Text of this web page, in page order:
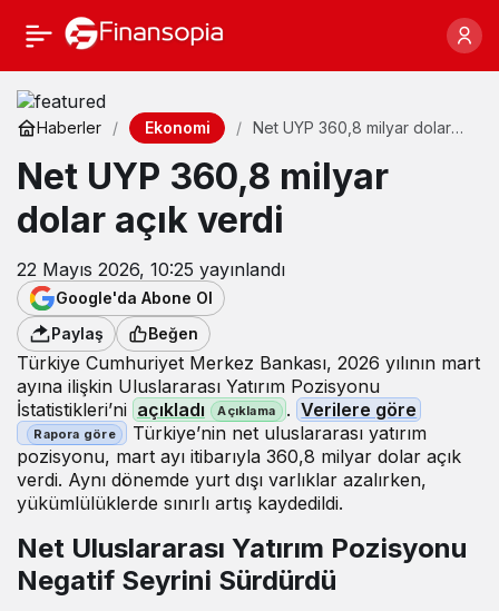
Haberler Ekonomi
Net UYP 360,8 milyar dolar
Net UYP 360,8 milyar
dolar açık verdi
22 Mayıs 2026, 10:25 yayınlandı
Google'da Abone Ol
Paylaş
Beğen
Türkiye Cumhuriyet Merkez Bankası, 2026 yılının mart
ayına ilişkin Uluslararası Yatırım Pozisyonu
İstatistikleri’ni açıkladı .Verilere göre
Türkiye’nin net uluslararası yatırım
pozisyonu, mart ayı itibarıyla 360,8 milyar dolar açık
verdi. Aynı dönemde yurt dışı varlıklar azalırken,
yükümlülüklerde sınırlı artış kaydedildi.
Net Uluslararası Yatırım Pozisyonu
Negatif Seyrini Sürdürdü